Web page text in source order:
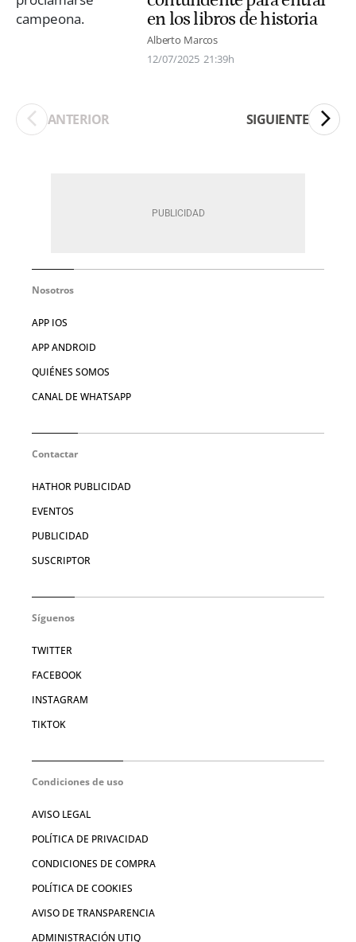
en los libros de historia
Alberto Marcos
12/07/2025 21:39h
ANTERIOR SIGUIENTE
Nosotros
APP IOS
APP ANDROID
QUIÉNES SOMOS
CANAL DE WHATSAPP
Contactar
HATHOR PUBLICIDAD
EVENTOS
PUBLICIDAD
SUSCRIPTOR
Síguenos
TWITTER
FACEBOOK
INSTAGRAM
TIKTOK
Condiciones de uso
AVISO LEGAL
POLÍTICA DE PRIVACIDAD
CONDICIONES DE COMPRA
POLÍTICA DE COOKIES
AVISO DE TRANSPARENCIA
ADMINISTRACIÓN UTIQ